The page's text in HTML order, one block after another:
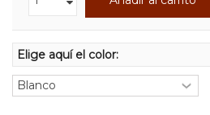
Elige aquí el color: